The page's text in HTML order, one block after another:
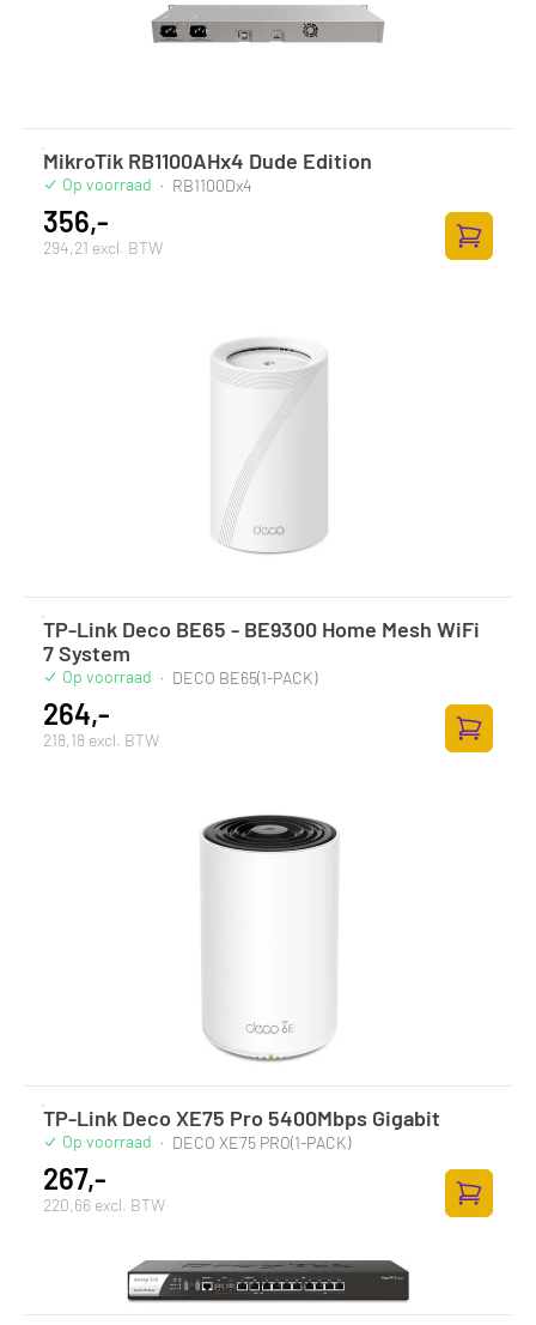
MikroTik RB1100AHx4 Dude Edition
Op voorraad · RB1100Dx4
356,-
294,21 excl. BTW
TP-Link Deco BE65 - BE9300 Home Mesh WiFi
7 System
Op voorraad · DECO BE65(1-PACK)
264,-
218,18 excl. BTW
TP-Link Deco XE75 Pro 5400Mbps Gigabit
Op voorraad · DECO XE75 PRO(1-PACK)
267,-
220,66 excl. BTW